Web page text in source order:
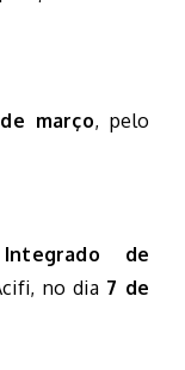
março, pelo
de
no dia 7 de